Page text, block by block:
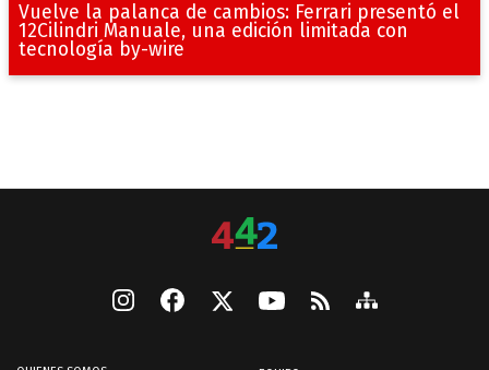
Vuelve la palanca de cambios: Ferrari presentó el
12Cilindri Manuale, una edición limitada con
tecnología by-wire